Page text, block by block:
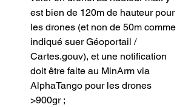
est bien de 120m de hauteur pour
les drones (et non de 50m comme
indiqué suer Géoportail /
Cartes.gouv), et une notification
doit être faite au MinArm via
AlphaTango pour les drones
>900gr ;